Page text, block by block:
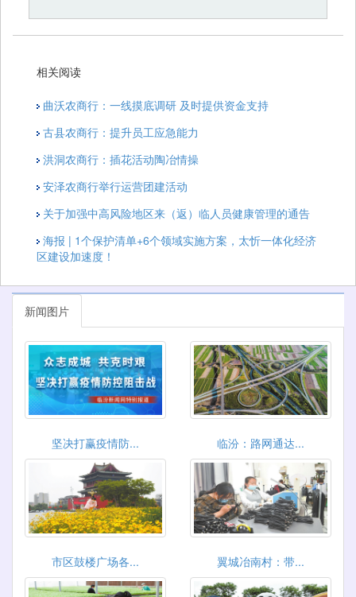
相关阅读
曲沃农商行：一线摸底调研 及时提供资金支持
古县农商行：提升员工应急能力
洪洞农商行：插花活动陶冶情操
安泽农商行举行运营团建活动
关于加强中高风险地区来（返）临人员健康管理的通告
海报 | 1个保护清单+6个领域实施方案，太忻一体化经济
区建设加速度！
新闻图片
坚决打赢疫情防... 临汾：路网通达...
市区鼓楼广场各... 翼城冶南村：带...